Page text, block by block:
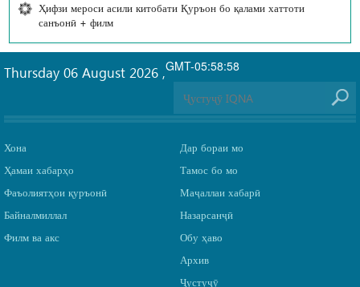
Ҳифзи мероси асили китобати Қуръон бо қалами хаттоти
санъонӣ + филм
GMT-05:58:58
Thursday 06 August 2026 ,
Хона
Ҳамаи хабарҳо
Фаъолиятҳои қуръонӣ
Байналмиллал
Филм ва акс
Дар бораи мо
Тамос бо мо
Маҷаллаи хабарӣ
Назарсанҷӣ
Обу ҳаво
Архив
Ҷустуҷӯ